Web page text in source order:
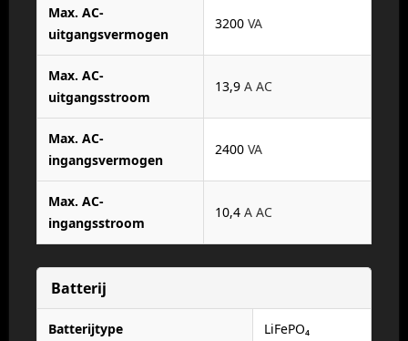
Max. AC-
uitgangsvermogen
3200 VA
Max. AC-
uitgangsstroom
13,9 A AC
Max. AC-
ingangsvermogen
2400 VA
Max. AC-
ingangsstroom
10,4 A AC
Batterij
Batterijtype LiFePO₄